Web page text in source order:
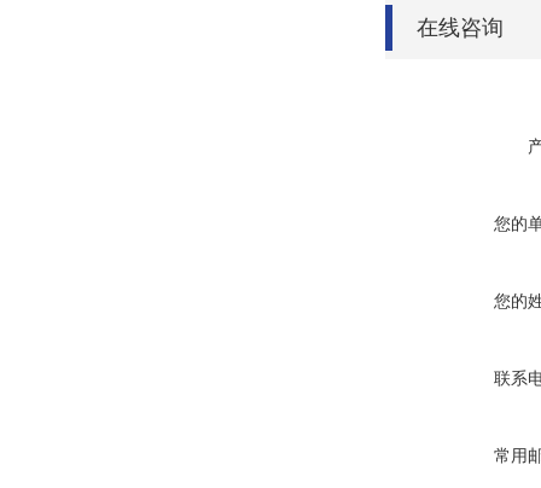
在线咨询
您的
您的
联系
常用